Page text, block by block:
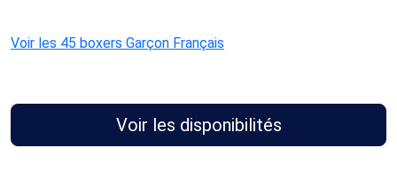
Voir les 45 boxers Garçon Français
Voir les disponibilités